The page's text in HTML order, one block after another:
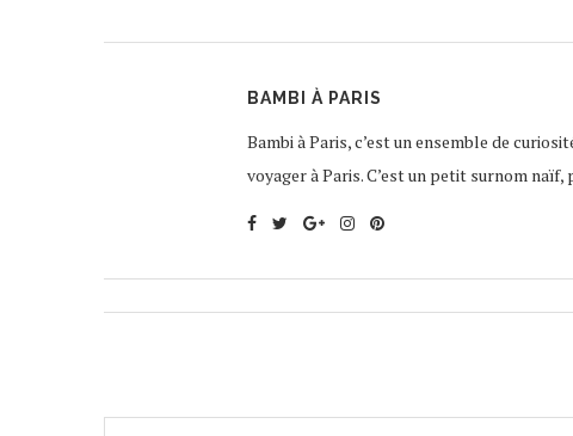
BAMBI À PARIS
Bambi à Paris, c’est un ensemble de
voyager à Paris. C’est un petit surnom